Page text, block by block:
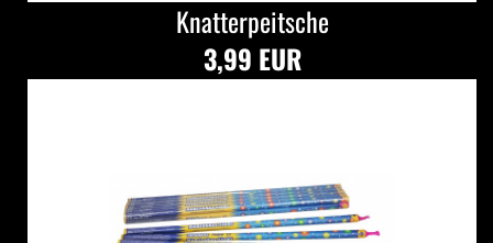
Knatterpeitsche
3,99 EUR